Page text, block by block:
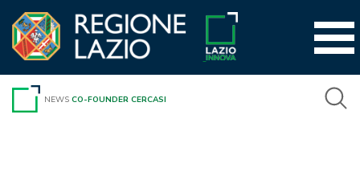
contenuto
NEWS CO-FOUNDER CERCASI